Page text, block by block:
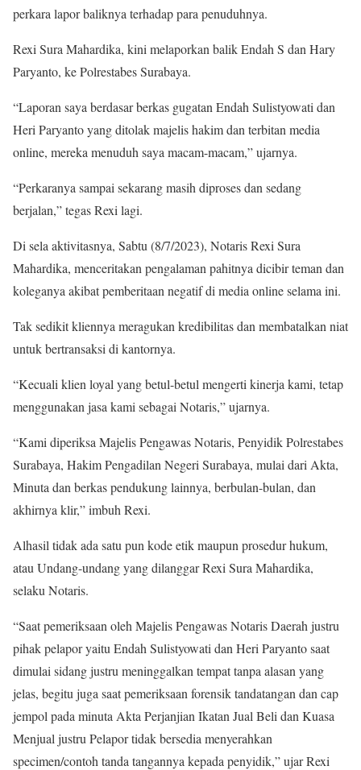
perkara lapor baliknya terhadap para penuduhnya.
Rexi Sura Mahardika, kini melaporkan balik Endah S dan Hary
Paryanto, ke Polrestabes Surabaya.
“Laporan saya berdasar berkas gugatan Endah Sulistyowati dan
Heri Paryanto yang ditolak majelis hakim dan terbitan media
online, mereka menuduh saya macam-macam,” ujarnya.
“Perkaranya sampai sekarang masih diproses dan sedang
berjalan,” tegas Rexi lagi.
Di sela aktivitasnya, Sabtu (8/7/2023), Notaris Rexi Sura
Mahardika, menceritakan pengalaman pahitnya dicibir teman dan
koleganya akibat pemberitaan negatif di media online selama ini.
Tak sedikit kliennya meragukan kredibilitas dan membatalkan niat
untuk bertransaksi di kantornya.
“Kecuali klien loyal yang betul-betul mengerti kinerja kami, tetap
menggunakan jasa kami sebagai Notaris,” ujarnya.
“Kami diperiksa Majelis Pengawas Notaris, Penyidik Polrestabes
Surabaya, Hakim Pengadilan Negeri Surabaya, mulai dari Akta,
Minuta dan berkas pendukung lainnya, berbulan-bulan, dan
akhirnya klir,” imbuh Rexi.
Alhasil tidak ada satu pun kode etik maupun prosedur hukum,
atau Undang-undang yang dilanggar Rexi Sura Mahardika,
selaku Notaris.
“Saat pemeriksaan oleh Majelis Pengawas Notaris Daerah justru
pihak pelapor yaitu Endah Sulistyowati dan Heri Paryanto saat
dimulai sidang justru meninggalkan tempat tanpa alasan yang
jelas, begitu juga saat pemeriksaan forensik tandatangan dan cap
jempol pada minuta Akta Perjanjian Ikatan Jual Beli dan Kuasa
Menjual justru Pelapor tidak bersedia menyerahkan
specimen/contoh tanda tangannya kepada penyidik,” ujar Rexi